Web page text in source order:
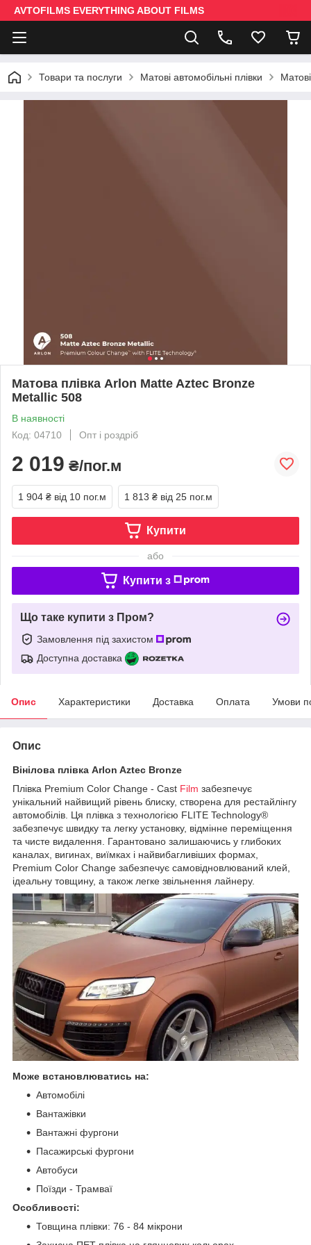
AVTOFILMS EVERYTHING ABOUT FILMS
Товари та послуги Матові автомобільні плівки
Матова плівка Arlon Matte Aztec Bronze
Metallic 508
В наявності
Код: 04710
Опт і роздріб
2 019 ₴/пог.м
1 904 ₴ від 10 пог.м 1 813 ₴ від 25 пог.м
Купити
або
Купити з
Що таке купити з Пром?
Замовлення під захистом
Доступна доставка
Опис Характеристики Доставка Оплата Умови
Опис
Вінілова плівка Arlon Aztec Bronze
Плівка Premium Color Change - Cast Film забезпечує
унікальний найвищий рівень блиску, створена для рестайлінгу
автомобілів. Ця плівка з технологією FLITE Technology®
забезпечує швидку та легку установку, відмінне переміщення
та чисте видалення. Гарантовано залишаючись у глибоких
каналах, вигинах, виїмках і найвибагливіших формах,
Premium Color Change забезпечує самовідновлюваний клей,
ідеальну товщину, а також легке звільнення лайнеру.
Може встановлюватись на:
Автомобілі
Вантажівки
Вантажні фургони
Пасажирські фургони
Автобуси
Поїзди - Трамваї
Особливості:
Товщина плівки: 76 - 84 мікрони